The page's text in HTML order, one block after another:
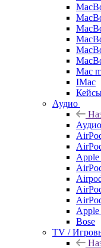
Mac
IMac
Аудио
Аудио
Apple
Apple
Bose
TV /